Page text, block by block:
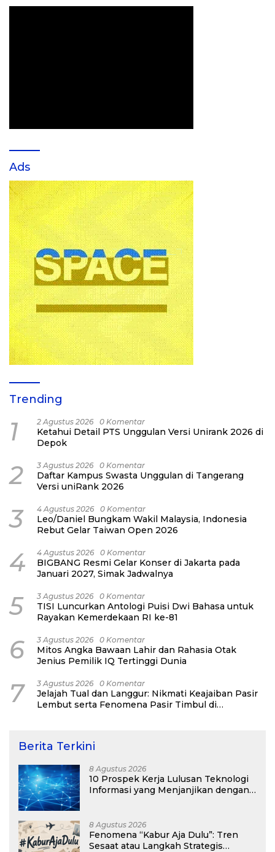
Ads
Trending
1 2 Agustus 2026 0 Komentar
Ketahui Detail PTS Unggulan Versi Unirank 2026 di
Depok
2 3 Agustus 2026 0 Komentar
Daftar Kampus Swasta Unggulan di Tangerang
Versi uniRank 2026
3 4 Agustus 2026 0 Komentar
Leo/Daniel Bungkam Wakil Malaysia, Indonesia
Rebut Gelar Taiwan Open 2026
4 4 Agustus 2026 0 Komentar
BIGBANG Resmi Gelar Konser di Jakarta pada
Januari 2027, Simak Jadwalnya
5 3 Agustus 2026 0 Komentar
TISI Luncurkan Antologi Puisi Dwi Bahasa untuk
Rayakan Kemerdekaan RI ke-81
6 3 Agustus 2026 0 Komentar
Mitos Angka Bawaan Lahir dan Rahasia Otak
Jenius Pemilik IQ Tertinggi Dunia
7 3 Agustus 2026 0 Komentar
Jelajah Tual dan Langgur: Nikmati Keajaiban Pasir
Lembut serta Fenomena Pasir Timbul di
Berita Terkini
8 Agustus 2026
10 Prospek Kerja Lulusan Teknologi
Informasi yang Menjanjikan dengan
8 Agustus 2026
Fenomena “Kabur Aja Dulu”: Tren
Sesaat atau Langkah Strategis